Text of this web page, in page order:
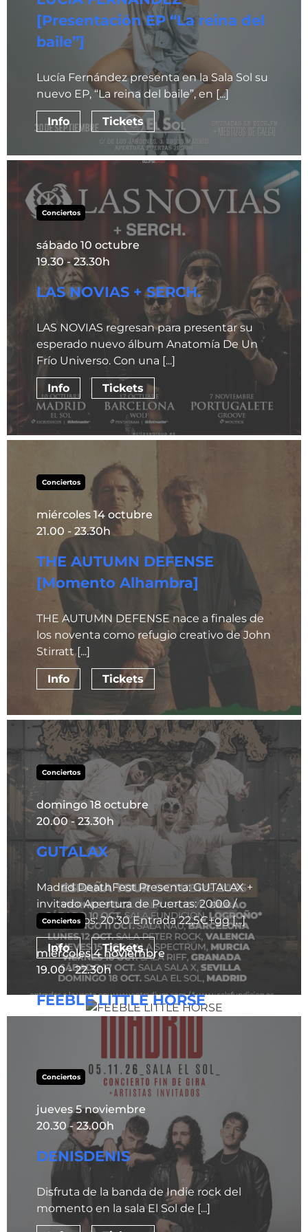
[Presentación EP “La reina del
baile”]
Lucía Fernández presenta en la Sala Sol su
nuevo EP, “La reina del baile”, en [...]
Info Tickets
Conciertos
sábado 10 octubre
19.30 - 23.30h
LAS NOVIAS + SERCH.
LAS NOVIAS regresan para presentar su
esperado nuevo álbum Anatomía De Un
Frío Universo. Con una [...]
Info Tickets
Conciertos
miércoles 14 octubre
21.00 - 23.30h
THE AUTUMN DEFENSE
[Momento Alhambra]
THE AUTUMN DEFENSE nace a finales de
los noventa como refugio creativo de John
Stirratt [...]
Info Tickets
Conciertos
domingo 18 octubre
20.00 - 23.30h
GUTALAX
Madrid DeathFest Presenta: GUTALAX +
invitado Apertura de Puertas: 20:00 /
Conciertos: 20:30 Entrada 22,5€+gg [...]
Info Tickets
Conciertos
miércoles 4 noviembre
19.00 - 22.30h
FEEBLE LITTLE HORSE
noviembre en Madrid. La banda de
Pittsburgh [...]
Tickets
Conciertos
jueves 5 noviembre
20.30 - 23.00h
DENISDENIS
Disfruta de la banda de Indie rock del
momento en la sala El Sol de [...]